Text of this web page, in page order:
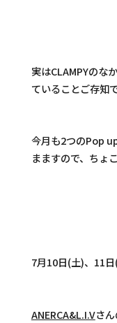
実はCLAMPYのな
ていることご存知
今月も2つのPop
まますので、ちょ
7月10日(土)、11
ANERCA&L.I.Vさん